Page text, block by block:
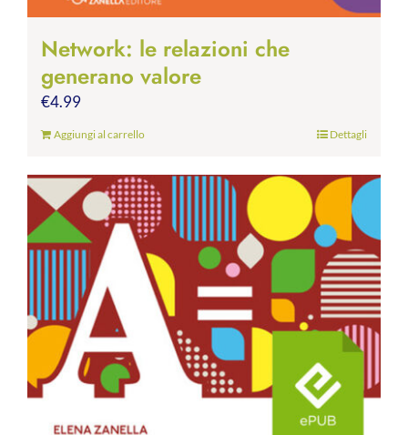
Network: le relazioni che
generano valore
€4.99
Aggiungi al carrello Dettagli